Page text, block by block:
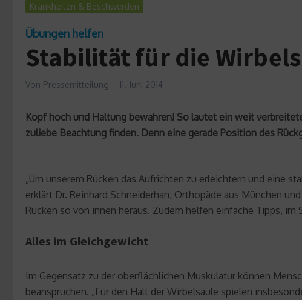
Krankheiten & Beschwerden
Übungen helfen
Stabilität für die
Von Pressemitteilung 11. Juni 2014
Kopf hoch und Haltung bewahren! So lautet ein weit
zuliebe Beachtung finden. Denn eine gerade Position des
„Um unserem Rücken das Aufrichten zu erleichtern und eine
erklärt Dr. Reinhard Schneiderhan, Orthopäde aus München
Rücken so von innen heraus. Zudem helfen einfache Tipps,
Alles im Gleichgewicht
Im Gegensatz zu der oberflächlichen Muskulatur können
beanspruchen. „Für den Halt der Wirbelsäule spielen